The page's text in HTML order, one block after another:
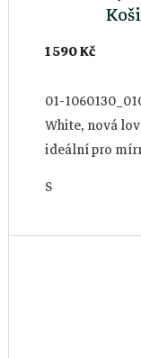
1 590 Kč
01-
White, nová
ideální pro
S